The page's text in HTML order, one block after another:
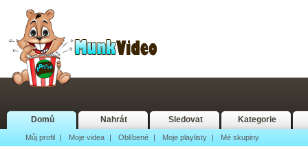
Domů Nahrát Sledovat Kategorie
Můj profil | Moje videa | Oblíbené | Moje playlisty | Mé skupiny